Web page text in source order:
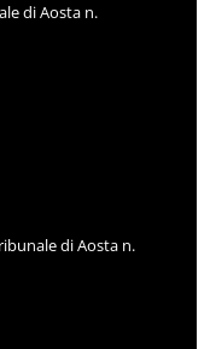
di Aosta n.
di Aosta n.